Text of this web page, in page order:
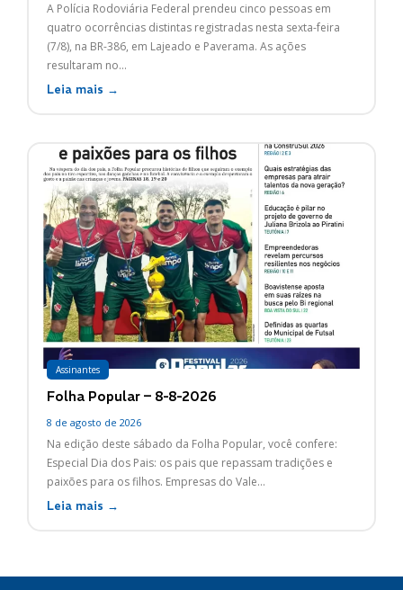
A Polícia Rodoviária Federal prendeu cinco pessoas em
quatro ocorrências distintas registradas nesta sexta-feira
(7/8), na BR-386, em Lajeado e Paverama. As ações
resultaram no...
Leia mais →
Assinantes
Folha Popular – 8-8-2026
8 de agosto de 2026
Na edição deste sábado da Folha Popular, você confere:
Especial Dia dos Pais: os pais que repassam tradições e
paixões para os filhos. Empresas do Vale...
Leia mais →